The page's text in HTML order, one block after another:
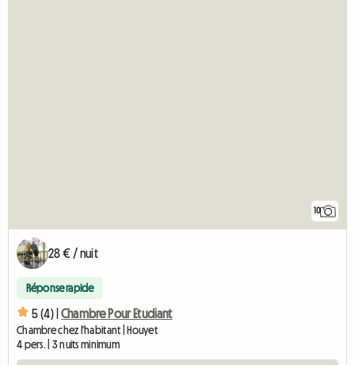
10
28 € / nuit
Réponse rapide
5 (4) | Chambre Pour Etudiant
Chambre chez l'habitant | Houyet
4 pers. | 3 nuits minimum